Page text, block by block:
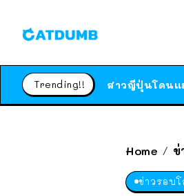
Trending!!
Home / ข่
ข่าวรอบ